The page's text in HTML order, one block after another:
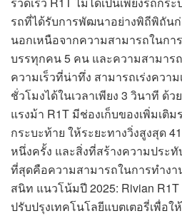
รถที่ได้รับการพัฒนาอย่างพิถีพิถัน
นอกเหนือจากความสามารถในกา
บรรทุกคน 5 คน และความสามาร
ความเร็วที่น่าทึ่ง สามารถเร่งควา
ชั่วโมงได้ในเวลาเพียง 3 วินาที ด้
แรงม้า R1T มีช่องเก็บของเพิ่มเติ
กระบะท้าย ให้ระยะทางวิ่งสูงสุด
หนึ่งครั้ง และสิ่งที่สร้างความประ
ที่สุดคือความสามารถในการทำงา
สนิท แนวโน้มปี 2025: Rivian
ปรับปรุงเทคโนโลยีแบตเตอรี่เพื่อ